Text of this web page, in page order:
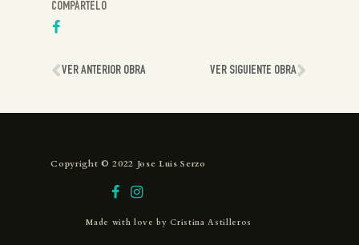
COMPÁRTELO
VER ANTERIOR OBRA VER SIGUIENTE OBRA
Copyright © 2022 Jose Luis Serzo
Made with love byCristina Astilleros